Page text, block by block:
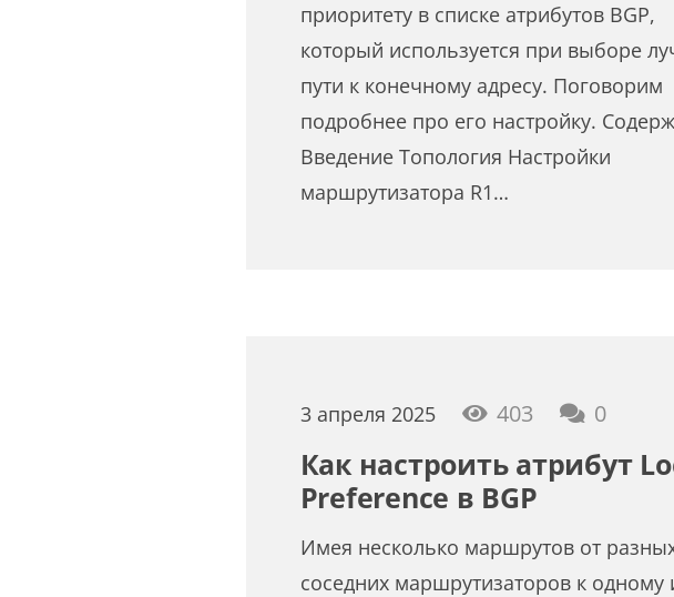
приоритету в списке атрибутов BGP,
который используется при выборе
пути к конечному адресу. Поговорим
подробнее про его настройку.
Введение Топология Настройки
маршрутизатора R1…
3 апреля 2025 403 0
Как настроить атрибут
Preference в BGP
Имея несколько маршрутов от
соседних маршрутизаторов к одному